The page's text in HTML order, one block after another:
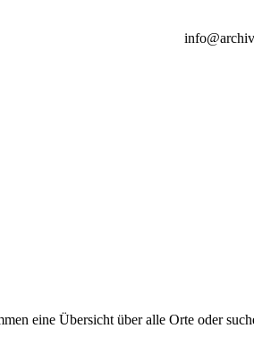
eine Übersicht über alle Orte oder